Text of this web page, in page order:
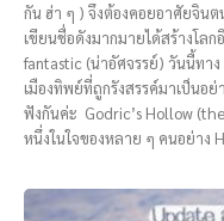
กัน ฮ่า ๆ ) จึงต้องคอยอาศัยจินต
เขียนชื่อดังมากมายได้สร้างโล
fantastic (น่าอัศจรรย์) วันนี้ทา
เมืองทิพย์ที่ถูกรังสรรค์มาเป็นอ
ฟังกันค่ะ Godric’s Hollow
หนึ่งในใจของหลาย ๆ คนอย่าง